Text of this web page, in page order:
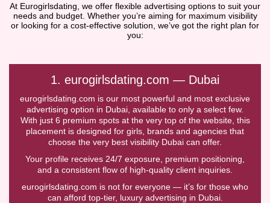
At Eurogirlsdating, we offer flexible advertising options to suit your
needs and budget. Whether you’re aiming for maximum visibility
or looking for a cost-effective solution, we’ve got the right plan for
you:
1. eurogirlsdating.com — Dubai
eurogirlsdating.com is our most powerful and most exclusive
advertising option in Dubai, available to only a select few.
With just 6 premium spots at the very top of the website, this
placement is designed for girls, brands and agencies that
choose the very best visibility Dubai can offer.
Your profile receives 24/7 exposure, premium positioning,
and a consistent flow of high-quality client inquiries.
eurogirlsdating.com is not for everyone — it’s for those who
can afford top-tier, luxury advertising in Dubai.